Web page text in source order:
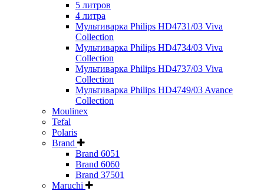
5 литров
4 литра
Мультиварка Philips HD4731/03 Viva
Collection
Мультиварка Philips HD4734/03 Viva
Collection
Мультиварка Philips HD4737/03 Viva
Collection
Мультиварка Philips HD4749/03 Avance
Collection
Moulinex
Tefal
Polaris
Brand
Brand 6051
Brand 6060
Brand 37501
Maruchi